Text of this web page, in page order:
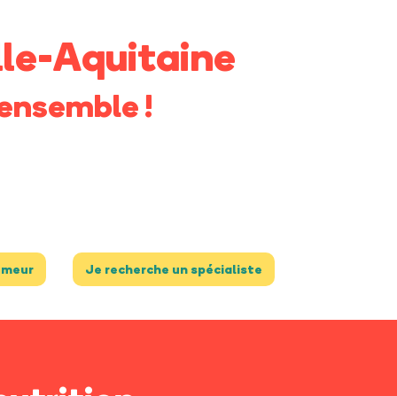
Aquitaine
!
Je recherche un spécialiste